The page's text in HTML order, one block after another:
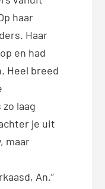
haar
Haar
en had
Heel breed
laag
je uit
maar
An.”